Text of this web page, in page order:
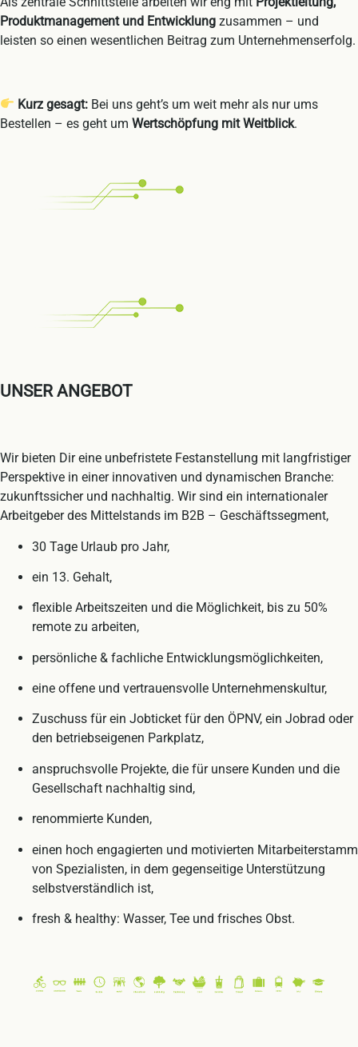
Produktmanagement und Entwicklung zusammen – und
leisten so einen wesentlichen Beitrag zum Unternehmenserfolg.
Kurz gesagt: Bei uns geht’s um weit mehr als nur ums
Bestellen – es geht um Wertschöpfung mit Weitblick.
UNSER ANGEBOT
Wir bieten Dir eine unbefristete Festanstellung mit langfristiger
Perspektive in einer innovativen und dynamischen Branche:
zukunftssicher und nachhaltig. Wir sind ein internationaler
Arbeitgeber des Mittelstands im B2B – Geschäftssegment,
30 Tage Urlaub pro Jahr,
ein 13. Gehalt,
flexible Arbeitszeiten und die Möglichkeit, bis zu 50%
remote zu arbeiten,
persönliche & fachliche Entwicklungsmöglichkeiten,
eine offene und vertrauensvolle Unternehmenskultur,
Zuschuss für ein Jobticket für den ÖPNV, ein Jobrad oder
den betriebseigenen Parkplatz,
anspruchsvolle Projekte, die für unsere Kunden und die
Gesellschaft nachhaltig sind,
renommierte Kunden,
einen hoch engagierten und motivierten Mitarbeiterstamm
von Spezialisten, in dem gegenseitige Unterstützung
selbstverständlich ist,
fresh & healthy: Wasser, Tee und frisches Obst.